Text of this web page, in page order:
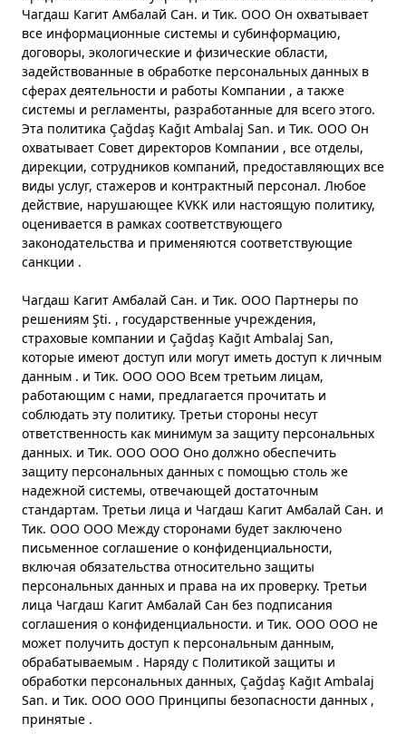
Чагдаш Кагит Амбалай Сан. и Тик. ООО Он охватывает
все информационные системы и субинформацию,
договоры, экологические и физические области,
задействованные в обработке персональных данных в
сферах деятельности и работы Компании , а также
системы и регламенты, разработанные для всего этого.
Эта политика Çağdaş Kağıt Ambalaj San. и Тик. ООО Он
охватывает Совет директоров Компании , все отделы,
дирекции, сотрудников компаний, предоставляющих все
виды услуг, стажеров и контрактный персонал. Любое
действие, нарушающее KVKK или настоящую политику,
оценивается в рамках соответствующего
законодательства и применяются соответствующие
санкции .
Чагдаш Кагит Амбалай Сан. и Тик. ООО Партнеры по
решениям Şti. , государственные учреждения,
страховые компании и Çağdaş Kağıt Ambalaj San,
которые имеют доступ или могут иметь доступ к личным
данным . и Тик. ООО ООО Всем третьим лицам,
работающим с нами, предлагается прочитать и
соблюдать эту политику. Третьи стороны несут
ответственность как минимум за защиту персональных
данных. и Тик. ООО ООО Оно должно обеспечить
защиту персональных данных с помощью столь же
надежной системы, отвечающей достаточным
стандартам. Третьи лица и Чагдаш Кагит Амбалай Сан. и
Тик. ООО ООО Между сторонами будет заключено
письменное соглашение о конфиденциальности,
включая обязательства относительно защиты
персональных данных и права на их проверку. Третьи
лица Чагдаш Кагит Амбалай Сан без подписания
соглашения о конфиденциальности. и Тик. ООО ООО не
может получить доступ к персональным данным,
обрабатываемым . Наряду с Политикой защиты и
обработки персональных данных, Çağdaş Kağıt Ambalaj
San. и Тик. ООО ООО Принципы безопасности данных ,
принятые .